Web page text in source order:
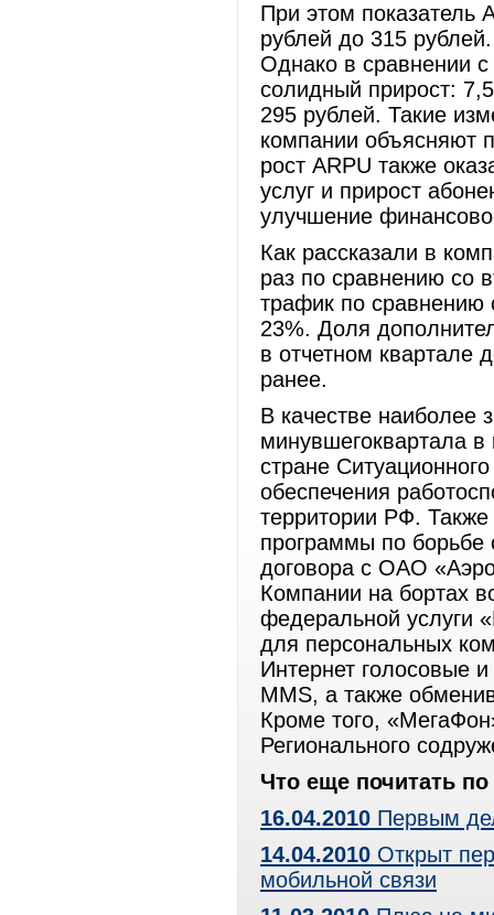
При этом показатель
рублей до 315
Однако в сравнении
солидный прирост:
295 рублей. Такие
компании объясняют
рост ARPU также
услуг и прирост
улучшение
Как рассказали в
раз по сравнению со
трафик по сравнению
23%. Доля
в отчетном квартале
ранее.
В качестве наиболее
минувшегоквартала
стране
обеспечения
территории РФ. Также
программы по
договора с ОАО
Компании на бортах
федеральной услуги
для персональных
Интернет голосовые
MMS, а также
Кроме того,
Регионального
Что еще почитать
16.04.2010 Первым
14.04.2010 Открыт
мобильной связи